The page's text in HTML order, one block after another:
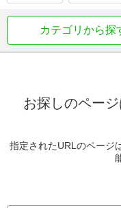
カテゴリから探
お探しのペー
指定されたURLのページ